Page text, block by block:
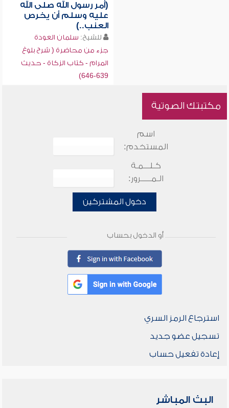
(أمر رسول الله صلى الله
عليه وسلم أن يخرص
العنب..)
للشيخ: سلمان العودة
جزء من محاضرة ( شرح بلوغ
المرام - كتاب الزكاة - حديث
639-646)
مكتبتك الصوتية
اسم
المستخدم:
كـلـــمـة
الـمـــــرور:
دخول المشتركين
أو الدخول بحساب
استرجاع الرمز السري
تسجيل عضو جديد
إعادة تفعيل حساب
البث المباشر